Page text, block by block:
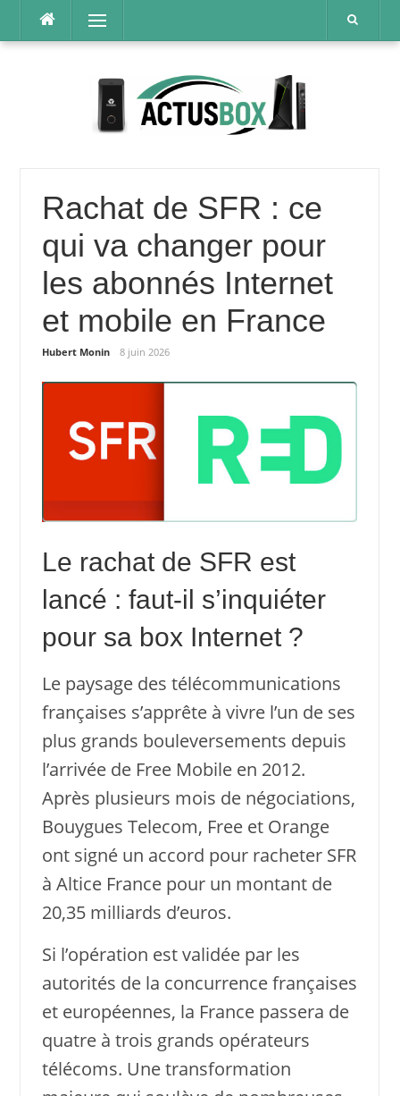
contenu
Menu
Rachat de SFR : ce
qui va changer pour
les abonnés Internet
et mobile en France
Hubert Monin 8 juin 2026
Le rachat de SFR est
lancé : faut-il s’inquiéter
pour sa box Internet ?
Le paysage des télécommunications
françaises s’apprête à vivre l’un de ses
plus grands bouleversements depuis
l’arrivée de Free Mobile en 2012.
Après plusieurs mois de négociations,
Bouygues Telecom, Free et Orange
ont signé un accord pour racheter SFR
à Altice France pour un montant de
20,35 milliards d’euros.
Si l’opération est validée par les
autorités de la concurrence françaises
et européennes, la France passera de
quatre à trois grands opérateurs
télécoms. Une transformation